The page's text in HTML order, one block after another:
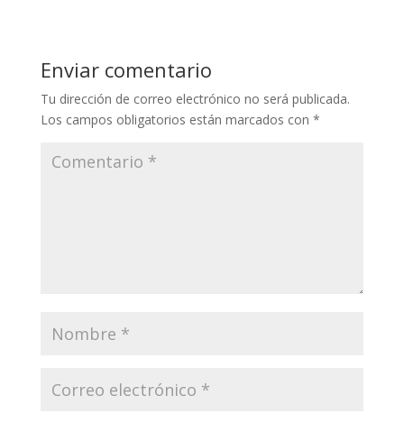
Enviar comentario
Tu dirección de correo electrónico no será publicada.
Los campos obligatorios están marcados con *